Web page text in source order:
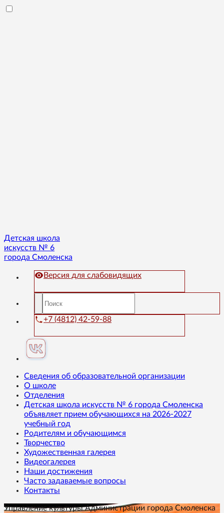
Детская школа
искусств № 6
города Смоленска
Версия для слабовидящих
+7 (4812) 42-59-88
Сведения об образовательной организации
О школе
Отделения
Детская школа искусств № 6 города Смоленска
объявляет прием обучающихся на 2026-2027
учебный год
Родителям и обучающимся
Творчество
Художественная галерея
Видеогалерея
Наши достижения
Часто задаваемые вопросы
Контакты
Управление культуры Администрации города Смоленска